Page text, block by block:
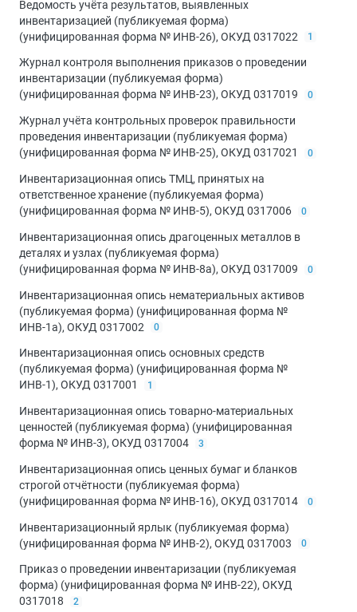
Ведомость учёта результатов, выявленных
инвентаризацией (публикуемая форма)
(унифицированная форма № ИНВ-26), ОКУД 0317022
1
Журнал контроля выполнения приказов о проведении
инвентаризации (публикуемая форма)
(унифицированная форма № ИНВ-23), ОКУД 0317019
0
Журнал учёта контрольных проверок правильности
проведения инвентаризации (публикуемая форма)
(унифицированная форма № ИНВ-25), ОКУД 0317021
0
Инвентаризационная опись ТМЦ, принятых на
ответственное хранение (публикуемая форма)
(унифицированная форма № ИНВ-5), ОКУД 0317006
0
Инвентаризационная опись драгоценных металлов в
деталях и узлах (публикуемая форма)
(унифицированная форма № ИНВ-8а), ОКУД 0317009
0
Инвентаризационная опись нематериальных активов
(публикуемая форма) (унифицированная форма №
ИНВ-1а), ОКУД 0317002
0
Инвентаризационная опись основных средств
(публикуемая форма) (унифицированная форма №
ИНВ-1), ОКУД 0317001
1
Инвентаризационная опись товарно-материальных
ценностей (публикуемая форма) (унифицированная
форма № ИНВ-3), ОКУД 0317004
3
Инвентаризационная опись ценных бумаг и бланков
строгой отчётности (публикуемая форма)
(унифицированная форма № ИНВ-16), ОКУД 0317014
0
Инвентаризационный ярлык (публикуемая форма)
(унифицированная форма № ИНВ-2), ОКУД 0317003
0
Приказ о проведении инвентаризации (публикуемая
форма) (унифицированная форма № ИНВ-22), ОКУД
0317018
2